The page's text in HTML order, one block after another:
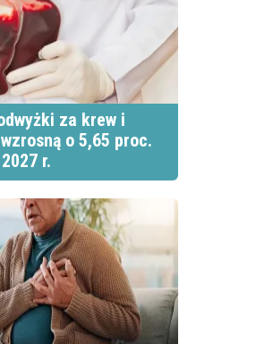
za krew i
o 5,65 proc.
r.